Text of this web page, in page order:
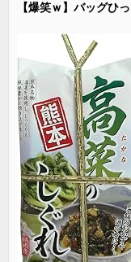
【爆笑ｗ】バッグひ